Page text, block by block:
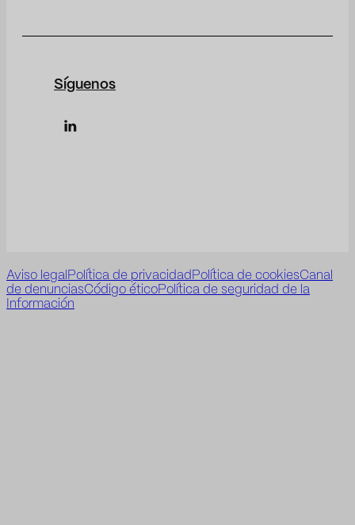
Síguenos
Aviso legal Política de privacidad Política de cookiesCanal
de denunciasCódigo éticoPolítica de seguridad de la
Información